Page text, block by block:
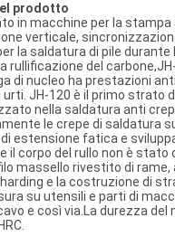
prodotto
in macchine per la stampa
verticale,
la saldatura di pile durante
rullificazione del
di nucleo ha prestazioni
JH-120 è il primo strato
nella saldatura anti
le crepe di saldatura
estensione fatica e
il corpo del rullo non è stato
massello rivestito di rame,
e la costruzione di
su utensili e parti di
e così via.La durezza del